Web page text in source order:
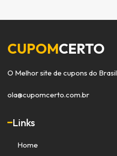
CUPOMCERTO
O Melhor site de cupons do Brasil
ola@cupomcerto.com.br
Links
Home